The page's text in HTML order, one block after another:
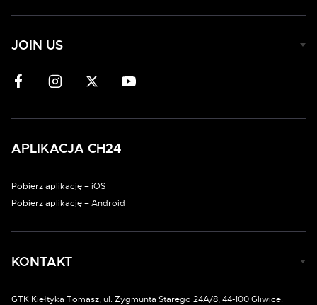
JOIN US
APLIKACJA CH24
Pobierz aplikację – iOS
Pobierz aplikację – Android
KONTAKT
GTK Kiełtyka Tomasz, ul. Zygmunta Starego 24A/8, 44-100 Gliwice.